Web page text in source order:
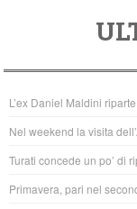
e
b
o
o
k
er
at
s
A
p
p
L’ex Daniel Maldini
Nel weekend la visita
Turati concede un po’ di
Primavera, pari nel